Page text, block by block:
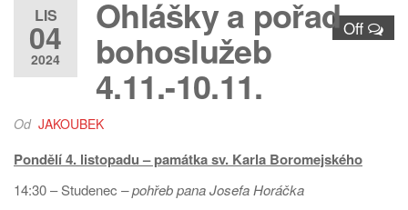
LIS
04
2024
Off
Ohlášky a pořad
bohoslužeb
4.11.-10.11.
Od JAKOUBEK
Pondělí 4. listopadu – památka sv. Karla Boromejského
14:30 – Studenec – pohřeb pana Josefa Horáčka